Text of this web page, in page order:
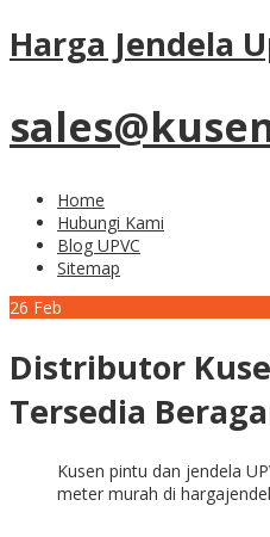
Harga Jendela
Home
Hubungi Kami
Blog UPVC
Sitemap
26 Feb
Distributor
Tersedia
Kusen pintu dan jendela
meter murah di